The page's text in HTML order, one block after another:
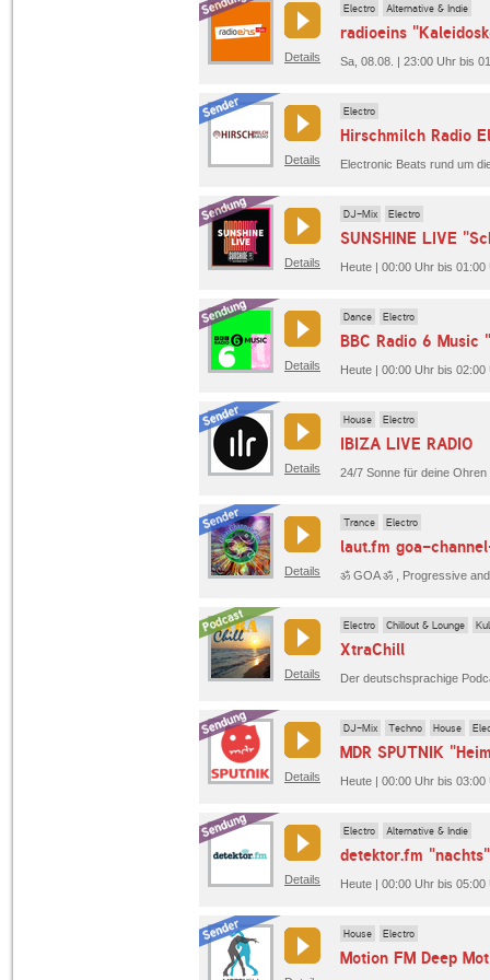
Details
Electro Alternative & Indie
radioeins
Sa, 08.08. | 23:00 Uhr bis
Details
Electro
Hirschmilch Radio
Electronic Beats rund um
Details
DJ-Mix Electro
SUNSHINE LIVE
Heute | 00:00 Uhr bis
Details
Dance Electro
BBC Radio 6 Music
Heute | 00:00 Uhr bis
Details
House Electro
IBIZA LIVE RADIO
Details
Trance Electro
laut.fm goa-
Details
Electro Chillout & Lounge
XtraChill
Details
DJ-Mix Techno House
MDR SPUTNIK
Heute | 00:00 Uhr bis
Details
Electro Alternative & Indie
detektor.fm "nachts"
Heute | 00:00 Uhr bis 05:00
House Electro
Motion FM Deep